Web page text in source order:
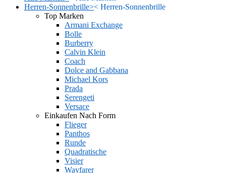
Herren-Sonnenbrille>< Herren-Sonnenbrille
Top Marken
Armani Exchange
Bolle
Burberry
Calvin Klein
Coach
Dolce and Gabbana
Michael Kors
Prada
Serengeti
Versace
Einkaufen Nach Form
Flieger
Panthos
Runde
Quadratische
Visier
Wayfarer